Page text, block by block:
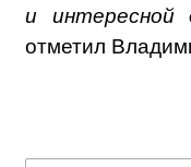
и
отметил